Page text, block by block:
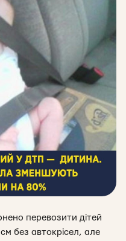
перевозити дітей
без автокрісел, але